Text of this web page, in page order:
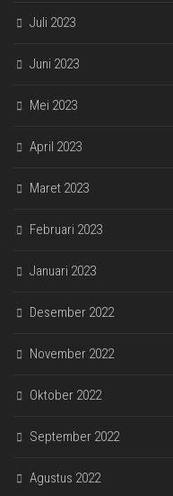
Juli 2023
Juni 2023
Mei 2023
April 2023
Maret 2023
Februari 2023
Januari 2023
Desember 2022
November 2022
Oktober 2022
September 2022
Agustus 2022